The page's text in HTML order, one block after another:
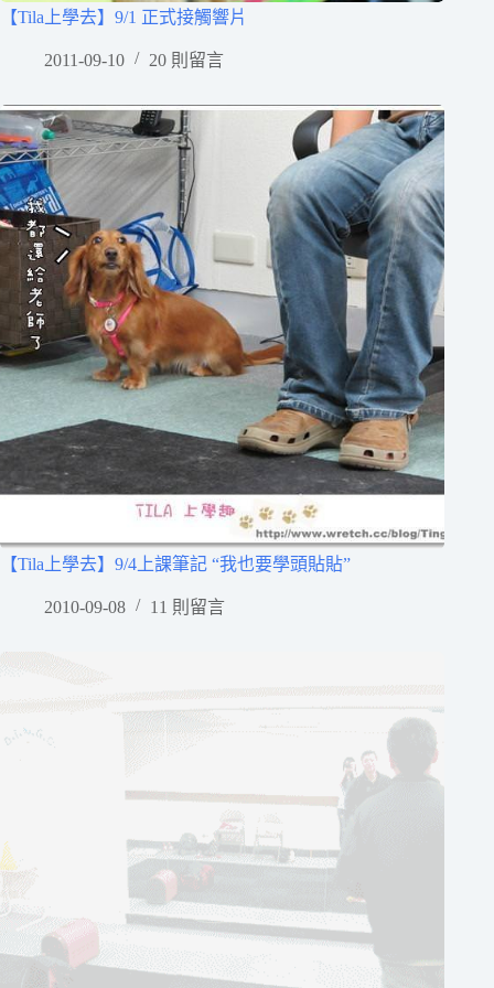
【Tila上學去】9/1 正式接觸響片
2011-09-10 20 則留言
【Tila上學去】9/4上課筆記 “我也要學頭貼貼”
2010-09-08 11 則留言